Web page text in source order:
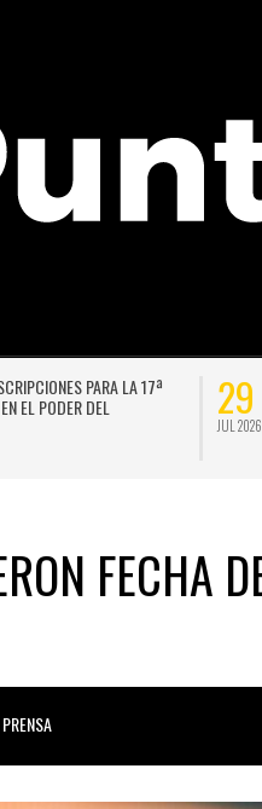
PARA LA 17ª
EL PODER DEL
29
JUL 2026
FECHA